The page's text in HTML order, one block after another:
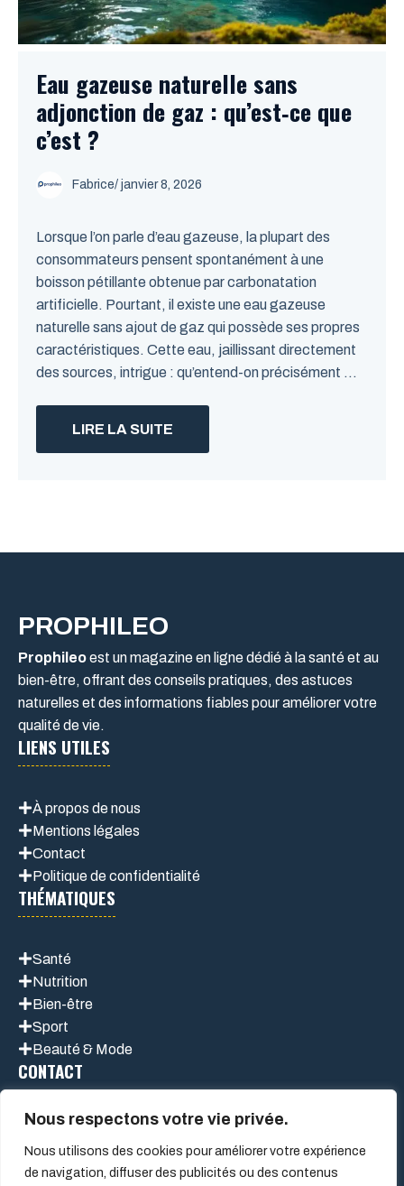
Nous respectons votre vie privée.
Nous utilisons des cookies pour améliorer votre expérience
de navigation, diffuser des publicités ou des contenus
Eau gazeuse naturelle sans
adjonction de gaz : qu’est‑ce que
c’est ?
Fabrice/ janvier 8, 2026
Lorsque l’on parle d’eau gazeuse, la plupart des
consommateurs pensent spontanément à une
boisson pétillante obtenue par carbonatation
artificielle. Pourtant, il existe une eau gazeuse
naturelle sans ajout de gaz qui possède ses propres
caractéristiques. Cette eau, jaillissant directement
des sources, intrigue : qu’entend-on précisément ...
LIRE LA SUITE
PROPHILEO
Prophileoest un magazine en ligne dédié à la santé et au
bien-être, offrant des conseils pratiques, des astuces
naturelles et des informations fiables pour améliorer votre
qualité de vie.
LIENS UTILES
À propos de nous
Mentions légales
Contact
Politique de confidentialité
THÉMATIQUES
Santé
Nutrition
Bien-être
Sport
Beauté & Mode
CONTACT